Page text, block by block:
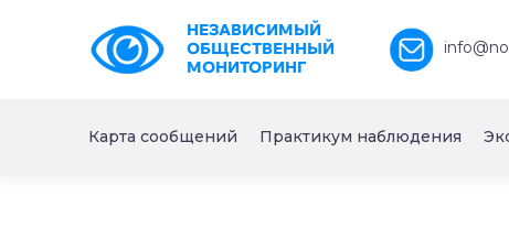
НЕЗАВИСИМЫЙ
ОБЩЕСТВЕННЫЙ
МОНИТОРИНГ
Карта сообщений Практикум наблюдения